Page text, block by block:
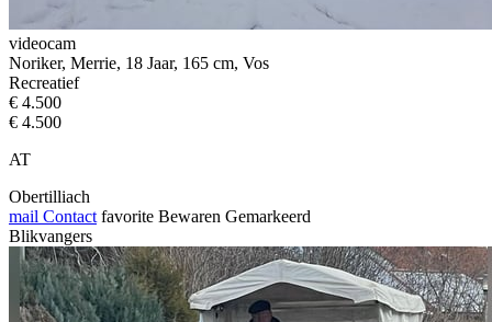
videocam
Noriker, Merrie, 18 Jaar, 165 cm, Vos
Recreatief
€ 4.500
€ 4.500
AT
Obertilliach
mail Contact favorite Bewaren Gemarkeerd
Blikvangers